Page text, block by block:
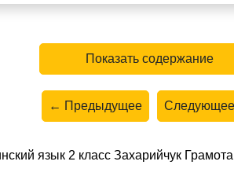
Показать содержание
← Предыдущее
язык 2 класс Захарийчук